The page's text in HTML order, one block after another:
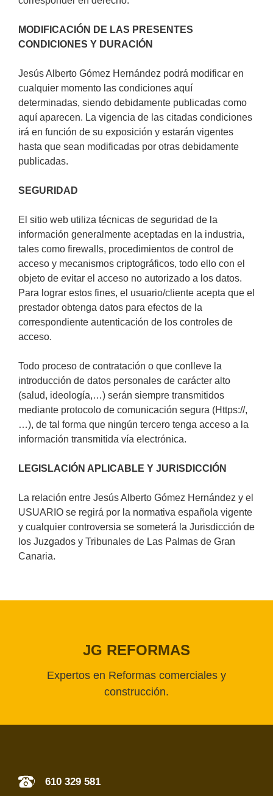
MODIFICACIÓN DE LAS PRESENTES
CONDICIONES Y DURACIÓN
Jesús Alberto Gómez Hernández podrá modificar en
cualquier momento las condiciones aquí
determinadas, siendo debidamente publicadas como
aquí aparecen. La vigencia de las citadas condiciones
irá en función de su exposición y estarán vigentes
hasta que sean modificadas por otras debidamente
publicadas.
SEGURIDAD
El sitio web utiliza técnicas de seguridad de la
información generalmente aceptadas en la industria,
tales como firewalls, procedimientos de control de
acceso y mecanismos criptográficos, todo ello con el
objeto de evitar el acceso no autorizado a los datos.
Para lograr estos fines, el usuario/cliente acepta que el
prestador obtenga datos para efectos de la
correspondiente autenticación de los controles de
acceso.
Todo proceso de contratación o que conlleve la
introducción de datos personales de carácter alto
(salud, ideología,…) serán siempre transmitidos
mediante protocolo de comunicación segura (Https://,
…), de tal forma que ningún tercero tenga acceso a la
información transmitida vía electrónica.
LEGISLACIÓN APLICABLE Y JURISDICCIÓN
La relación entre Jesús Alberto Gómez Hernández y el
USUARIO se regirá por la normativa española vigente
y cualquier controversia se someterá la Jurisdicción de
los Juzgados y Tribunales de Las Palmas de Gran
Canaria.
JG REFORMAS
Expertos en Reformas comerciales y
construcción.
610 329 581